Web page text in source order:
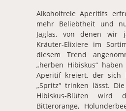
Alkoholfreie Aperitifs
mehr Beliebtheit und
Jaglas, von denen wir
Kräuter-Elixiere im
diesem Trend
„herben Hibiskus“
Aperitif kreiert, der sich
„Spritz“ trinken lässt.
Hibiskus-Blüten wird
Bitterorange,